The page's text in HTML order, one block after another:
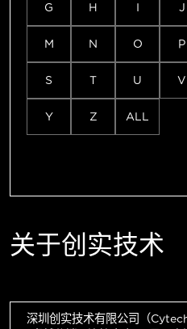
G H I J
M N O P
S T U V
Y Z ALL
关于创实技术
深圳创实技术有限公司（